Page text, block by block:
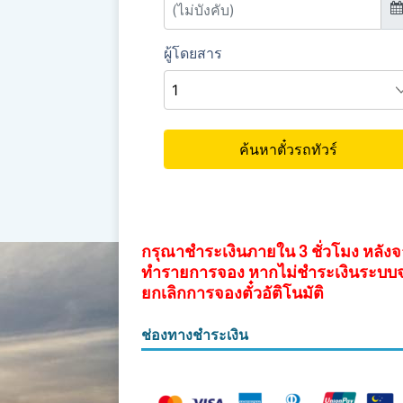
กรุณาชำระเงินภายใน 3 ชั่วโมง หลัง
ทำรายการจอง หากไม่ชำระเงินระบบ
ยกเลิกการจองตั๋วอัติโนมัติ
ช่องทางชำระเงิน